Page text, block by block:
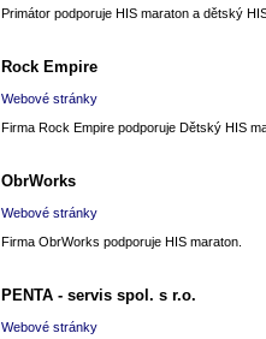
Primátor podporuje HIS maraton a dětský
Rock Empire
Webové stránky
Firma Rock Empire podporuje Dětský HIS
ObrWorks
Webové stránky
Firma ObrWorks podporuje HIS maraton.
PENTA - servis spol. s r.o.
Webové stránky